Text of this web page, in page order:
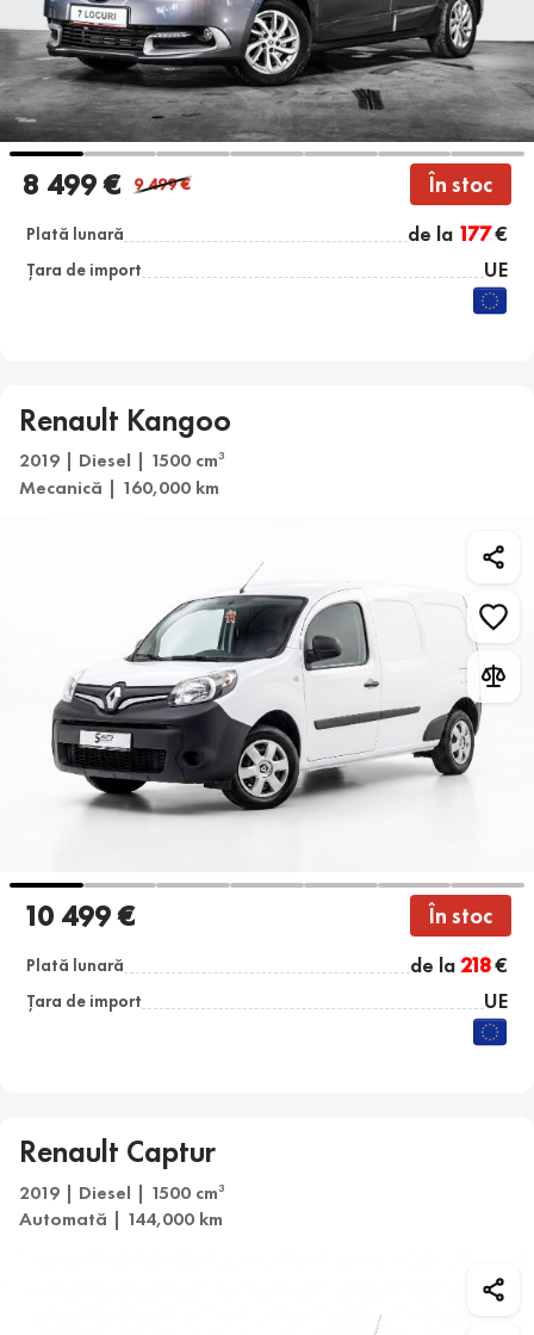
8 499 € 9 499€ În stoc
Plată lunară de la 177€
Țara de import UE
Renault Kangoo
2019 | Diesel | 1500 cm3
Mecanică | 160,000 km
10 499 € În stoc
Plată lunară de la218€
Țara de import UE
Renault Captur
2019 | Diesel | 1500 cm3
Automată | 144,000 km